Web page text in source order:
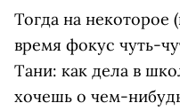
Тогда на некоторое
время фокус чуть-
Тани: как дела в
хочешь о чем-